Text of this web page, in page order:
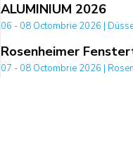
ALUMINIUM 2026
06 - 08 Octombrie 2026 |
Rosenheimer
07 - 08 Octombrie 2026 |